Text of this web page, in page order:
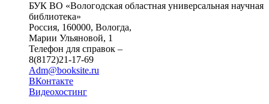
БУК ВО «Вологодская областная универсальная научная
библиотека»
Россия, 160000, Вологда,
Марии Ульяновой, 1
Телефон для справок –
8(8172)21-17-69
Adm@booksite.ru
ВКонтакте
Видеохостинг